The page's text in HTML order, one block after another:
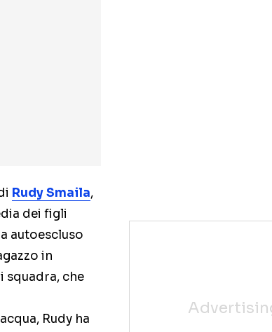
Rudy Smaila,
dei figli
autoescluso
in
squadra, che
Rudy ha